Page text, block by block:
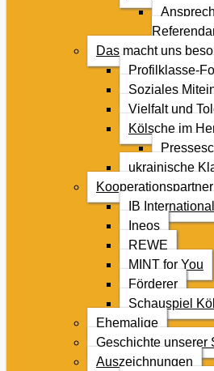
Das macht uns
Profilklasse-
Soziales
Vielfalt und
Kölsche im
ukrainische
Kooperationspartner
IB
Ineos
REWE
MINT for You
Förderer
Schauspiel
Ehemalige
Geschichte unserer
Auszeichnungen